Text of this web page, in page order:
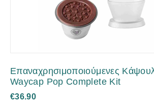
Επαναχρησιμοποιούμενες
Waycap Pop Complete Kit
€36.90